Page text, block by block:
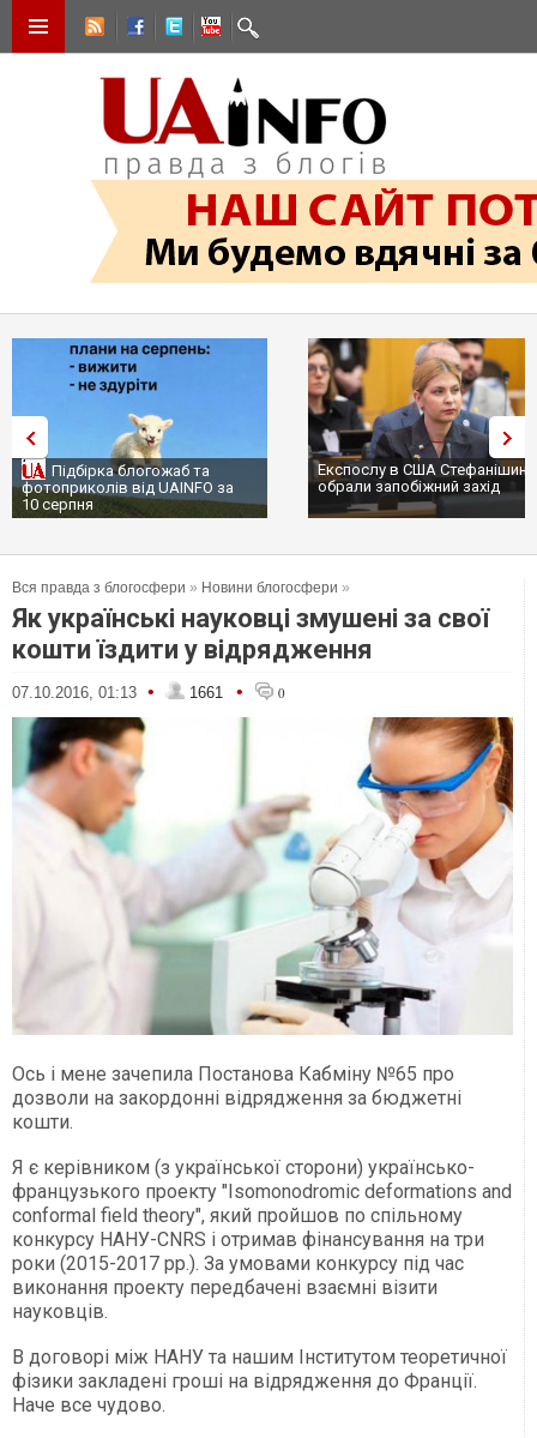
Підбірка блогожаб та
фотоприколів від UAINFO за
10 серпня
Експослу в США
обрали запобіжний захід
Вся правда з блогосфери » Новини блогосфери »
Як українські науковці змушені за свої
кошти їздити у відрядження
07.10.2016, 01:13 • 1661 • 0
Ось і мене зачепила Постанова Кабміну №65 про
дозволи на закордонні відрядження за бюджетні
кошти.
Я є керівником (з української сторони) українсько-
французького проекту "Isomonodromic deformations and
conformal field theory", який пройшов по спільному
конкурсу НАНУ-CNRS і отримав фінансування на три
роки (2015-2017 рр.). За умовами конкурсу під час
виконання проекту передбачені взаємні візити
науковців.
В договорі між НАНУ та нашим Інститутом теоретичної
фізики закладені гроші на відрядження до Франції.
Наче все чудово.